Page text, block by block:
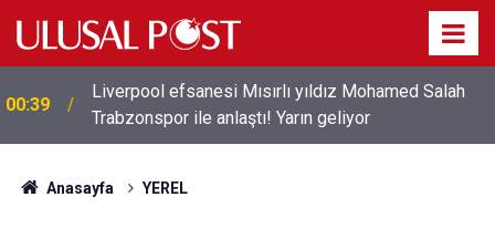
00:39
Liverpool efsanesi Mısırlı yıldız Mohamed Salah
Trabzonspor ile anlaştı! Yarın geliyor
Anasayfa YEREL